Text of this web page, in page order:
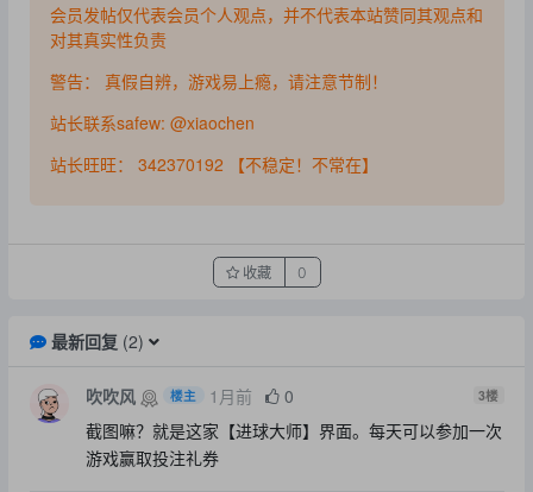
会员发帖仅代表会员个人观点，并不代表本站赞同其观点和
对其真实性负责
警告： 真假自辨，游戏易上瘾，请注意节制！
站长联系safew: @xiaochen
站长旺旺： 342370192 【不稳定！不常在】
收藏 0
最新回复(2)
吹吹风 楼主 1月前 0 3楼
截图嘛？就是这家【进球大师】界面。每天可以参加一次
游戏赢取投注礼券